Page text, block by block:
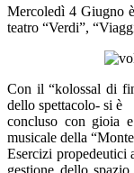
Mercoledì 4 Giugno
teatro “Verdi”,
Con il “kolossal di
dello spettacolo- si è
concluso con gioia
musicale della
Esercizi propedeutici